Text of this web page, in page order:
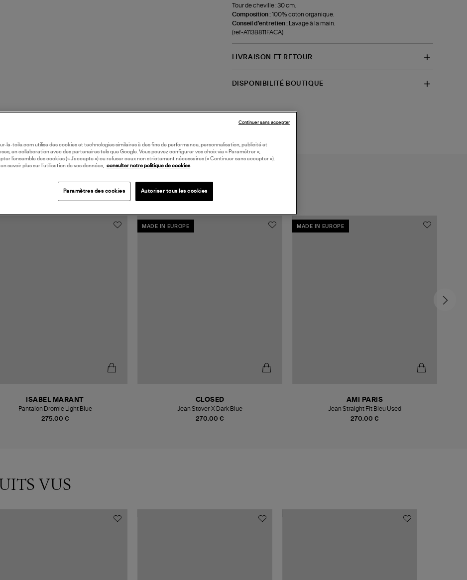
Tour de cheville : 30 cm.
Composition :100% coton organique.
Conseil d'entretien :
Lavage à la main.
(ref-A113B811FACA)
LIVRAISON ET RETOUR
DISPONIBILITÉ BOUTIQUE
275,00 €
ISABEL MARANT
Pantalon Dromie Light Blue
MADE IN EUROPE
270,00 €
CLOSED
Jean Stover-X Dark Blue
MADE IN EUROPE
270,00 €
AMI PARIS
Jean Straight Fit Bleu Used
VUS
la-toile.com utilise des cookies et technologies similaires à des fins de performance, personnalisation, publicité et
en collaboration avec des partenaires tels que Google. Vous pouvez configurer vos choix via « Paramétrer »,
l’ensemble des cookies (« J’accepte ») ou refuser ceux non strictement nécessaires (« Continuer sans accepter »).
en savoir plus sur l’utilisation de vos données,
consulter notre politique de cookies
Paramètres des cookies Autoriser tous les cookies
Continuer sans accepter